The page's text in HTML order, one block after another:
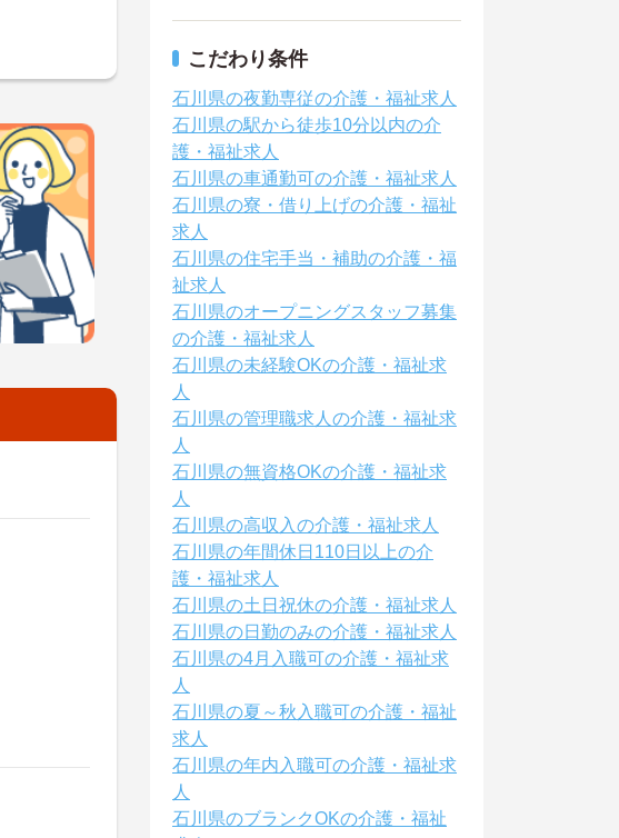
こだわり条件
石川県の夜勤専従の介護・福祉求人
石川県の駅から徒歩10分以内の介
護・福祉求人
石川県の車通勤可の介護・福祉求人
石川県の寮・借り上げの介護・福祉
求人
石川県の住宅手当・補助の介護・福
祉求人
石川県のオープニングスタッフ募集
の介護・福祉求人
石川県の未経験OKの介護・福祉求
人
石川県の管理職求人の介護・福祉求
人
石川県の無資格OKの介護・福祉求
人
石川県の高収入の介護・福祉求人
石川県の年間休日110日以上の介
護・福祉求人
石川県の土日祝休の介護・福祉求人
石川県の日勤のみの介護・福祉求人
石川県の4月入職可の介護・福祉求
人
石川県の夏～秋入職可の介護・福祉
求人
石川県の年内入職可の介護・福祉求
人
石川県のブランクOKの介護・福祉